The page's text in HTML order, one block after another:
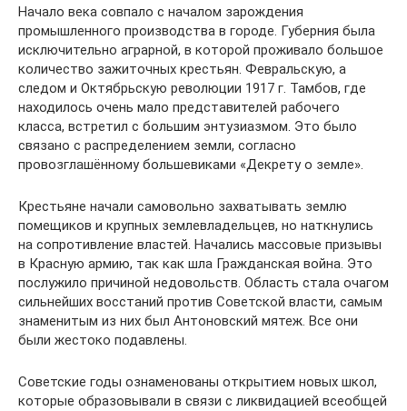
Начало века совпало с началом зарождения
промышленного производства в городе. Губерния была
исключительно аграрной, в которой проживало большое
количество зажиточных крестьян. Февральскую, а
следом и Октябрьскую революции 1917 г. Тамбов, где
находилось очень мало представителей рабочего
класса, встретил с большим энтузиазмом. Это было
связано с распределением земли, согласно
провозглашённому большевиками «Декрету о земле».
Крестьяне начали самовольно захватывать землю
помещиков и крупных землевладельцев, но наткнулись
на сопротивление властей. Начались массовые призывы
в Красную армию, так как шла Гражданская война. Это
послужило причиной недовольств. Область стала очагом
сильнейших восстаний против Советской власти, самым
знаменитым из них был Антоновский мятеж. Все они
были жестоко подавлены.
Советские годы ознаменованы открытием новых школ,
которые образовывали в связи с ликвидацией всеобщей